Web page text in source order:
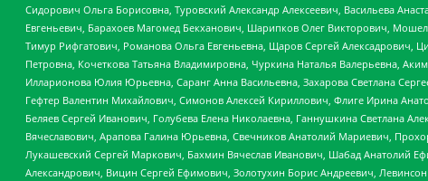
Сидорович Ольга Борисовна, Туровский Александр Алексеевич, Васильева
Евгеньевич, Барахоев Магомед Бекханович, Шарипков Олег Викторович,
Тимур Рифгатович, Романова Ольга Евгеньевна, Щаров Сергей Алексадрович,
Петровна, Кочеткова Татьяна Владимировна, Чуркина Наталья Валерьевна,
Илларионова Юлия Юрьевна, Саранг Анна Васильевна, Захарова Светлана
Гефтер Валентин Михайлович, Симонов Алексей Кириллович, Флиге Ирина
Беляев Сергей Иванович, Голубева Елена Николаевна, Ганнушкина Светлана
Вячеславович, Арапова Галина Юрьевна, Свечников Анатолий Мариевич,
Лукашевский Сергей Маркович, Бахмин Вячеслав Иванович, Шабад Анатолий
Александрович, Вицин Сергей Ефимович, Золотухин Борис Андреевич,